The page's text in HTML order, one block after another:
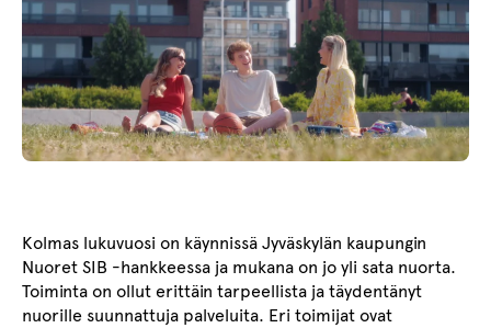
Kolmas lukuvuosi on käynnissä Jyväskylän kaupungin
Nuoret SIB -hankkeessa ja mukana on jo yli sata nuorta.
Toiminta on ollut erittäin tarpeellista ja täydentänyt
nuorille suunnattuja palveluita. Eri toimijat ovat